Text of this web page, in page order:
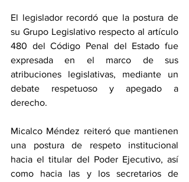
El legislador recordó que la postura de
su Grupo Legislativo respecto al artículo
480 del Código Penal del Estado fue
expresada en el marco de sus
atribuciones legislativas, mediante un
debate respetuoso y apegado a
derecho.
Micalco Méndez reiteró que mantienen
una postura de respeto institucional
hacia el titular del Poder Ejecutivo, así
como hacia las y los secretarios de